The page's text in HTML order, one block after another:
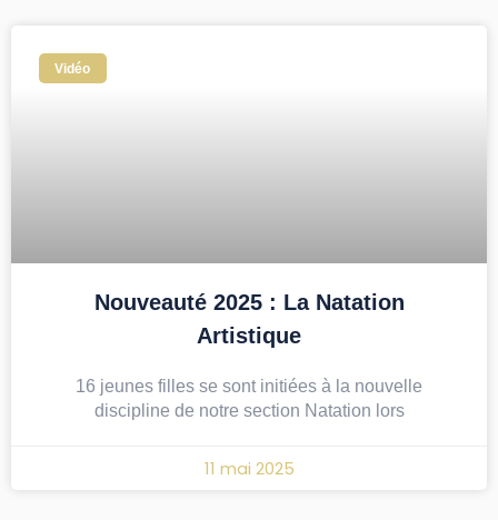
Vidéo
Nouveauté 2025 : La Natation
Artistique
16 jeunes filles se sont initiées à la nouvelle
discipline de notre section Natation lors
11 mai 2025